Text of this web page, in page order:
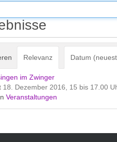
Relevanz Datum
im Zwinger
18. Dezember 2016, 15 bis 17.00
Veranstaltungen